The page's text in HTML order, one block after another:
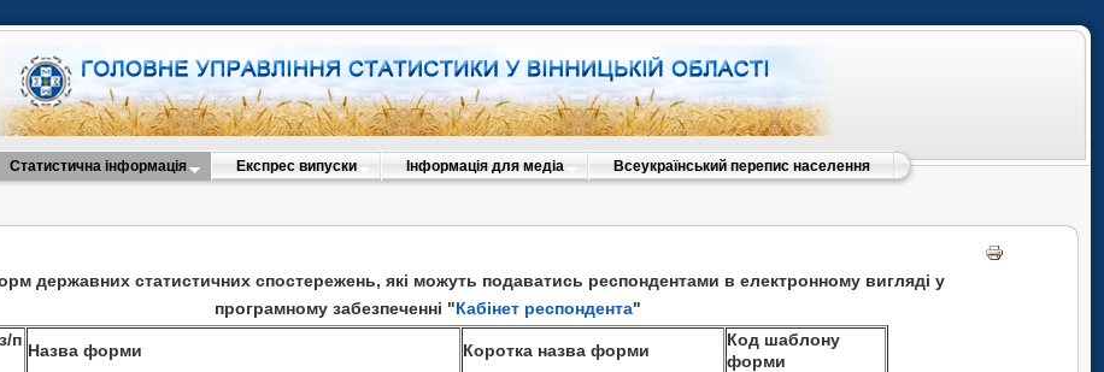
Статистична інформація Експрес випуски Інформація для медіа Всеукраїнський перепис населення
державних статистичних спостережень, які можуть подаватись респондентами в електронному вигляді у
програмному забезпеченні "Кабінет респондента"
п
Назва форми Коротка назва форми
Код шаблону
форми